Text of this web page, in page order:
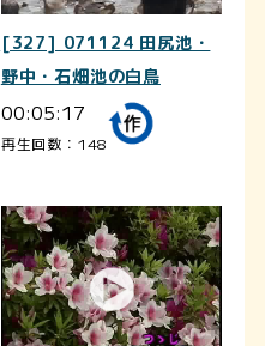
[327] 071124 田尻池・
野中・石畑池の白鳥
00:05:17
再生回数：148